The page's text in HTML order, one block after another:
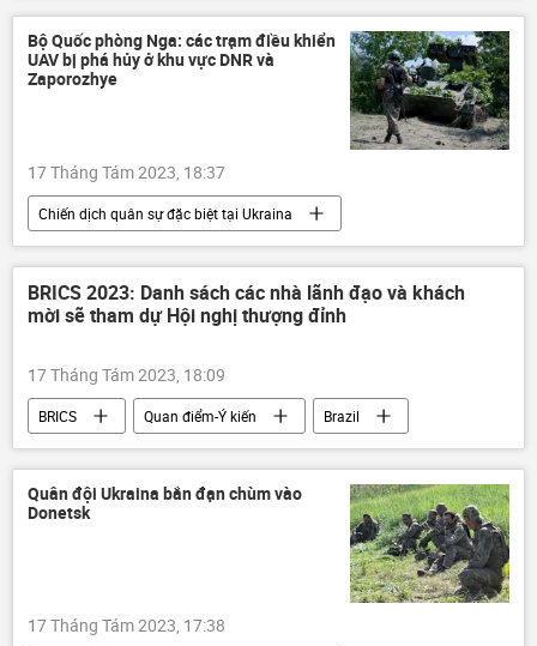
phương Tây
Thế giới
quân lính
Chiến dịch quân sự đặc biệt tại Ukraina
Bộ Quốc phòng Nga: các trạm điều khiển
UAV bị phá hủy ở khu vực DNR và
Zaporozhye
17 Tháng Tám 2023, 18:37
Chiến dịch quân sự đặc biệt tại Ukraina
Ukraina
Cuộc khủng hoảng ở Ukraina
Nga
Quân sự
quân đội
DNR
Donetsk
HIMARS UAV
BRICS 2023: Danh sách các nhà lãnh đạo và khách
mời sẽ tham dự Hội nghị thượng đỉnh
17 Tháng Tám 2023, 18:09
BRICS Quan điểm-Ý kiến
Brazil
Nga
Trung Quốc
Ấn Độ
Nam Phi
Thế giới
hợp tác
quan hệ quốc tế
Quân đội Ukraina bắn đạn chùm vào
Donetsk
17 Tháng Tám 2023, 17:38